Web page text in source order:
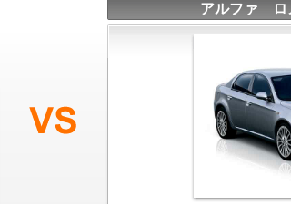
アルファ ロ